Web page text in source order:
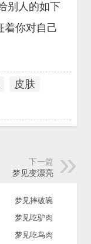
别人的如下
着你对自己
皮肤
下一篇
梦见变漂亮
梦见摔破碗
梦见吃驴肉
梦见吃鸟肉